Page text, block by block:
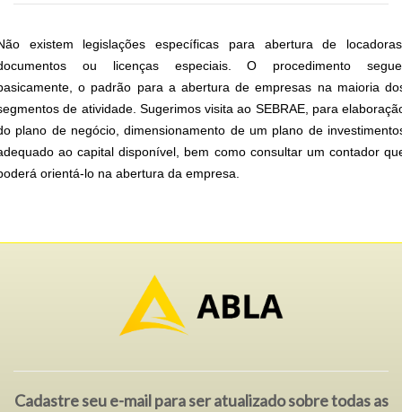
existem legislações específicas para abertura de
ou licenças especiais. O procedimento
o padrão para a abertura de empresas na maioria
de atividade. Sugerimos visita ao SEBRAE, para
plano de negócio, dimensionamento de um plano de
ao capital disponível, bem como consultar um contador
orientá-lo na abertura da empresa.
Cadastre seu e-mail para ser atualizado sobre todas as